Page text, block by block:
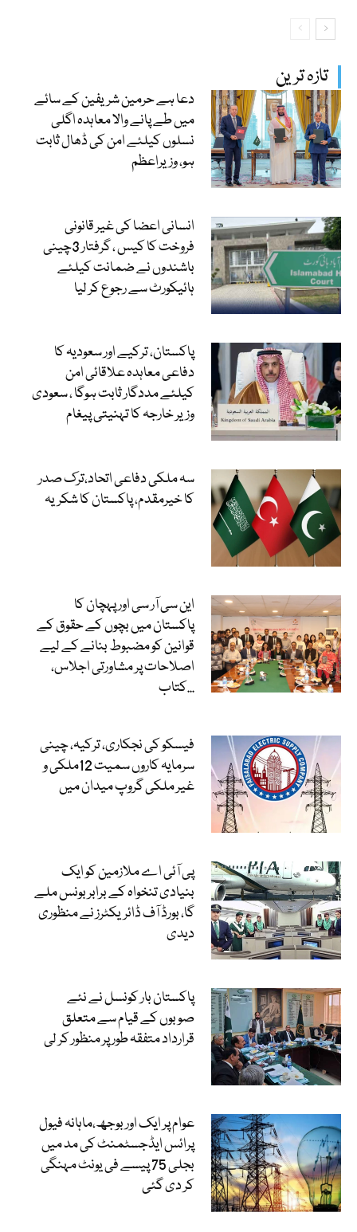
تازہ ترین
دعا ہے حرمین شریفین کے سائے
میں طے پانے والا معاہدہ اگلی
نسلوں کیلئے امن کی ڈھال ثابت
ہو، وزیراعظم
انسانی اعضا کی غیر قانونی
فروخت کا کیس ، گرفتار 3چینی
باشندوں نے ضمانت کیلئے
ہائیکورٹ سے رجوع کر لیا
پاکستان، ترکیے اور سعودیہ کا
دفاعی معاہدہ علاقائی امن
کیلئے مددگار ثابت ہوگا ، سعودی
وزیر خارجہ کا تہنیتی پیغام
سہ ملکی دفاعی اتحاد،ترک صدر
کا خیرمقدم، پاکستان کا شکریہ
این سی آر سی اور پہچان کا
پاکستان میں بچوں کے حقوق کے
قوانین کو مضبوط بنانے کے لیے
اصلاحات پر مشاورتی اجلاس،
کتاب...
فیسکو کی نجکاری، ترکیہ، چینی
سرمایہ کاروں سمیت 12ملکی و
غیر ملکی گروپ میدان میں
پی آئی اے ملازمین کو ایک
بنیادی تنخواہ کے برابر بونس ملے
گا، بورڈ آف ڈائریکٹرز نے منظوری
دیدی
پاکستان بار کونسل نے نئے
صوبوں کے قیام سے متعلق
قرارداد متفقہ طور پر منظور کر لی
عوام پر ایک اور بوجھ،ماہانہ فیول
پرائس ایڈجسٹمنٹ کی مد میں
بجلی 75 پیسے فی یونٹ مہنگی
کر دی گئی